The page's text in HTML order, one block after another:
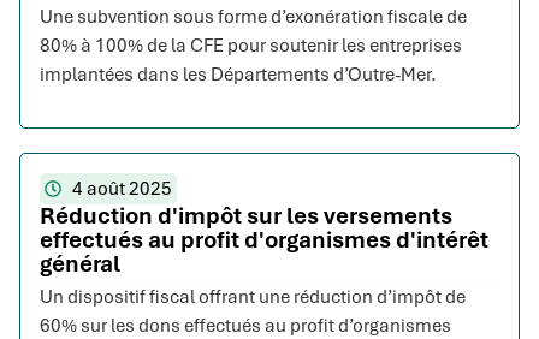
Une subvention sous forme d’exonération fiscale de
80% à 100% de la CFE pour soutenir les entreprises
implantées dans les Départements d’Outre-Mer.
4 août 2025
Réduction d'impôt sur les versements
effectués au profit d'organismes d'intérêt
général
Un dispositif fiscal offrant une réduction d’impôt de
60% sur les dons effectués au profit d’organismes